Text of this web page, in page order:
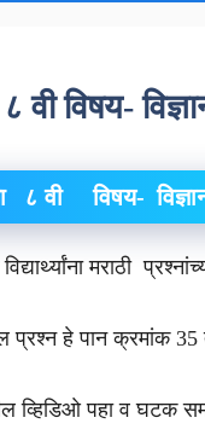
८ वी विषय-
८ वी विषय-
मराठी
प्रश्न हे पान क्रमांक
पहा व घटक